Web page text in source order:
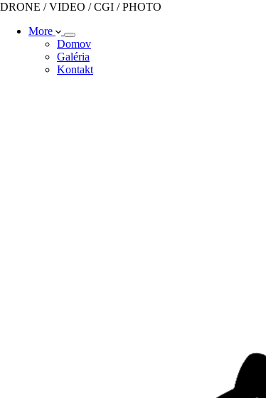
DRONE / VIDEO / CGI / PHOTO
More
Domov
Galéria
Kontakt